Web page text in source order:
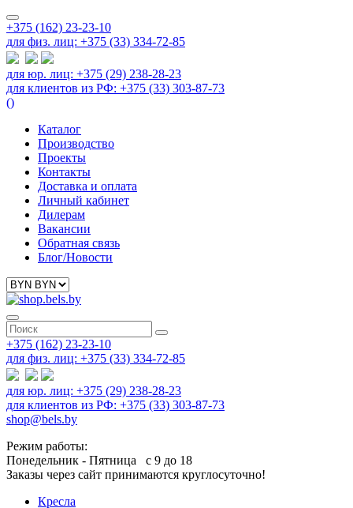
+375 (162) 23-23-10
для физ. лиц: +375 (33) 334-72-85
для юр. лиц: +375 (29) 238-28-23
для клиентов из РФ: +375 (33) 303-87-73
()
Каталог
Производство
Проекты
Контакты
Доставка и оплата
Личный кабинет
Дилерам
Вакансии
Обратная связь
Блог/Новости
+375 (162) 23-23-10
для физ. лиц: +375 (33) 334-72-85
для юр. лиц: +375 (29) 238-28-23
для клиентов из РФ: +375 (33) 303-87-73
shop@bels.by
Режим работы:
Понедельник - Пятница с 9 до 18
Заказы через сайт принимаются круглосуточно!
Кресла